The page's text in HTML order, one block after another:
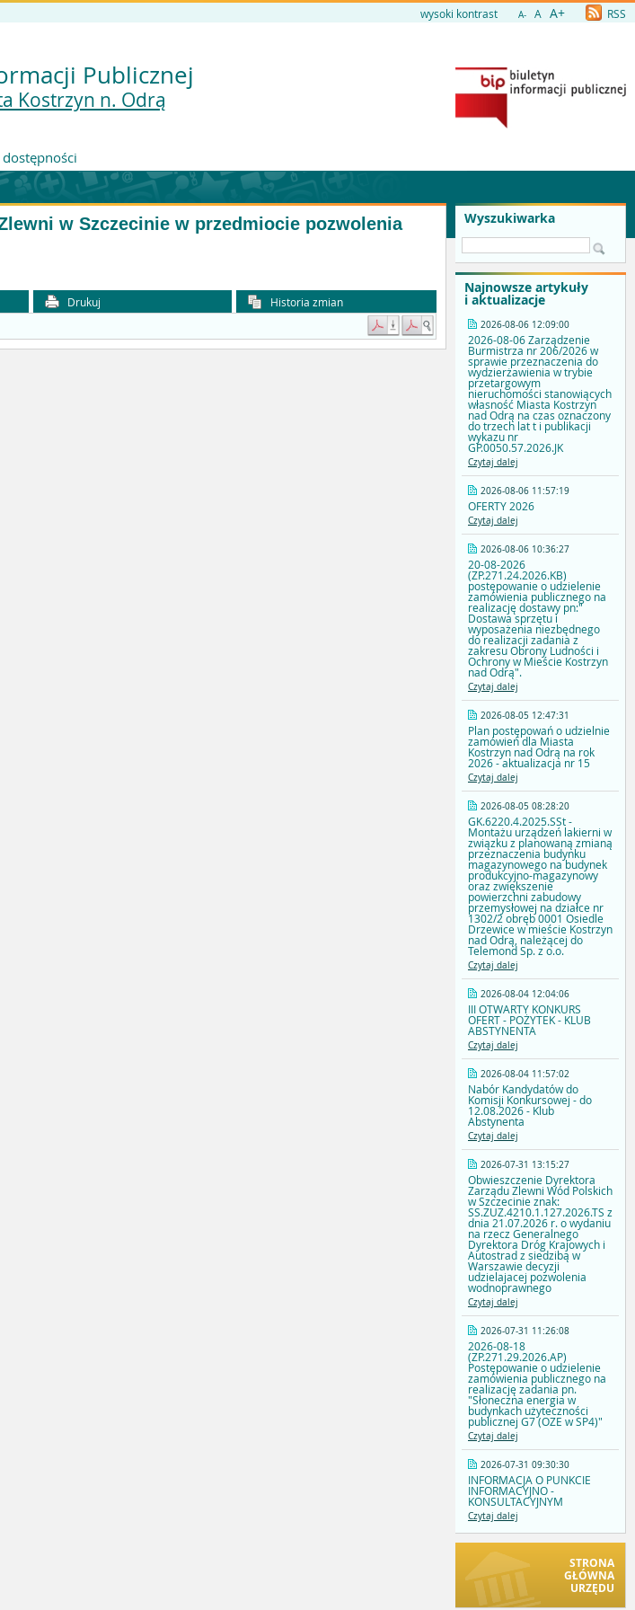
wysoki kontrast A- A A+ RSS
Publicznej
Kostrzyn n. Odrą
Wyszukiwarka
Najnowsze artykuły
i aktualizacje
2026-08-06 12:09:00
2026-08-06 Zarządzenie
Burmistrza nr 206/2026 w
sprawie przeznaczenia do
wydzierżawienia w trybie
przetargowym
nieruchomości stanowiących
własność Miasta Kostrzyn
nad Odrą na czas oznaczony
do trzech lat t i publikacji
wykazu nr
GP.0050.57.2026.JK
Czytaj dalej
2026-08-06 11:57:19
OFERTY 2026
Czytaj dalej
2026-08-06 10:36:27
20-08-2026
(ZP.271.24.2026.KB)
postępowanie o udzielenie
zamówienia publicznego na
realizację dostawy pn:"
Dostawa sprzętu i
wyposażenia niezbędnego
do realizacji zadania z
zakresu Obrony Ludności i
Ochrony w Mieście Kostrzyn
nad Odrą".
Czytaj dalej
2026-08-05 12:47:31
Plan postępowań o udzielnie
zamówień dla Miasta
Kostrzyn nad Odrą na rok
2026 - aktualizacja nr 15
Czytaj dalej
2026-08-05 08:28:20
GK.6220.4.2025.SSt -
Montażu urządzeń lakierni w
związku z planowaną zmianą
przeznaczenia budynku
magazynowego na budynek
produkcyjno-magazynowy
oraz zwiększenie
powierzchni zabudowy
przemysłowej na działce nr
1302/2 obręb 0001 Osiedle
Drzewice w mieście Kostrzyn
nad Odrą, należącej do
Telemond Sp. z o.o.
Czytaj dalej
2026-08-04 12:04:06
III OTWARTY KONKURS
OFERT - POŻYTEK - KLUB
ABSTYNENTA
Czytaj dalej
2026-08-04 11:57:02
Nabór Kandydatów do
Komisji Konkursowej - do
12.08.2026 - Klub
Abstynenta
Czytaj dalej
2026-07-31 13:15:27
Obwieszczenie Dyrektora
Zarządu Zlewni Wód Polskich
w Szczecinie znak:
SS.ZUZ.4210.1.127.2026.TS z
dnia 21.07.2026 r. o wydaniu
na rzecz Generalnego
Dyrektora Dróg Krajowych i
Autostrad z siedzibą w
Warszawie decyzji
udzielajacej pozwolenia
wodnoprawnego
Czytaj dalej
2026-07-31 11:26:08
2026-08-18
(ZP.271.29.2026.AP)
Postępowanie o udzielenie
zamówienia publicznego na
realizację zadania pn.
"Słoneczna energia w
budynkach użyteczności
publicznej G7 (OZE w SP4)"
Czytaj dalej
2026-07-31 09:30:30
INFORMACJA O PUNKCIE
INFORMACYJNO -
KONSULTACYJNYM
Czytaj dalej
STRONA
GŁÓWNA
URZĘDU
w Szczecinie w przedmiocie pozwolenia
Drukuj
Historia zmian